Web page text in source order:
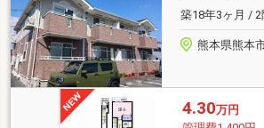
築18年3ヶ月 / 2
熊本県熊本
4.30万円